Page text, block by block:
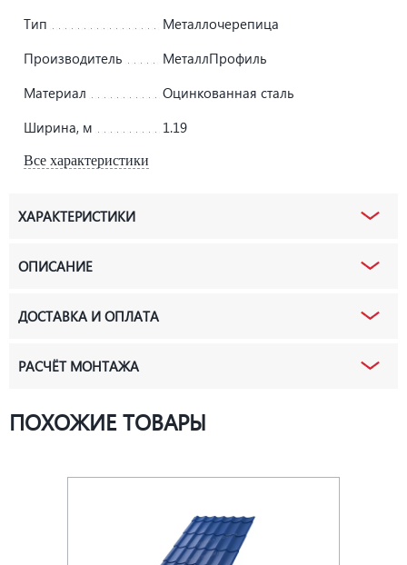
Тип
Металлочерепица
Производитель
МеталлПрофиль
Материал
Оцинкованная сталь
Ширина, м
1.19
Все характеристики
ХАРАКТЕРИСТИКИ
ОПИСАНИЕ
ДОСТАВКА И ОПЛАТА
РАСЧЁТ МОНТАЖА
ПОХОЖИЕ ТОВАРЫ